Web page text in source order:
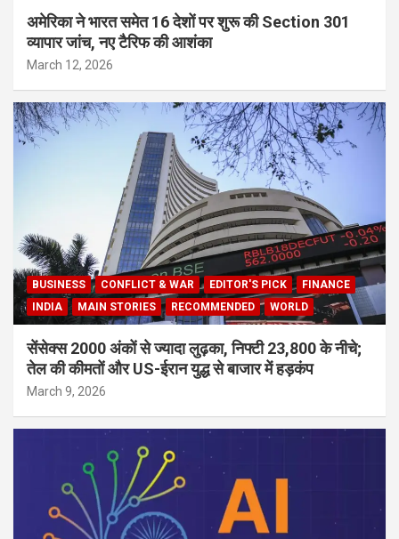
अमेरिका ने भारत समेत 16 देशों पर शुरू की Section 301
व्यापार जांच, नए टैरिफ की आशंका
March 12, 2026
BUSINESS CONFLICT & WAR EDITOR'S PICK
FINANCE
INDIA
MAIN STORIES RECOMMENDED WORLD
सेंसेक्स 2000 अंकों से ज्यादा लुढ़का, निफ्टी 23,800 के नीचे;
तेल की कीमतों और US-ईरान युद्ध से बाजार में हड़कंप
March 9, 2026